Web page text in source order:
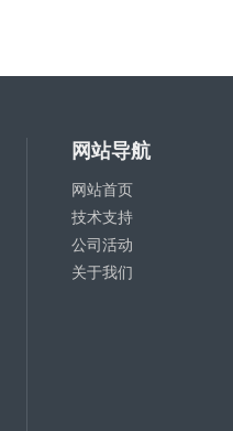
网站导航
网站首页
技术支持
公司活动
关于我们